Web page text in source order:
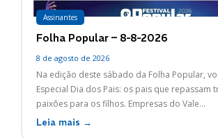
Assinantes
Folha Popular – 8-8-2026
8 de agosto de 2026
Na edição deste sábado da Folha Popular,
Especial Dia dos Pais: os pais que repassam
paixões para os filhos. Empresas do Vale...
Leia mais →